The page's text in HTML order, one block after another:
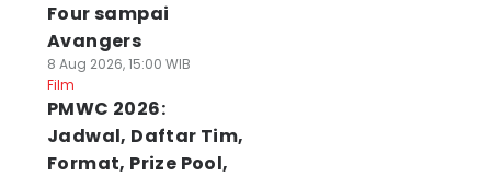
Four sampai
Avangers
8 Aug 2026, 15:00 WIB
Film
PMWC 2026:
Jadwal, Daftar Tim,
Format, Prize Pool,